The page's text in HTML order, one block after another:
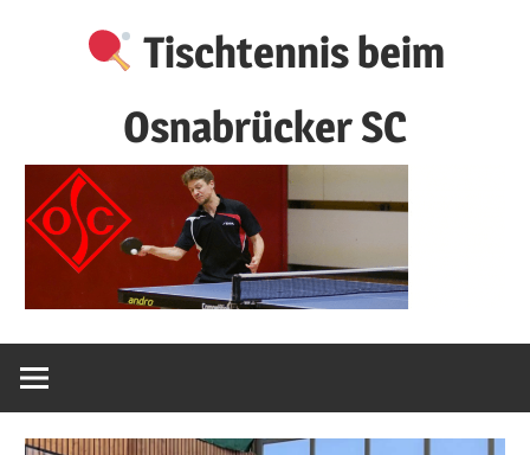
Tischtennis beim
Osnabrücker SC